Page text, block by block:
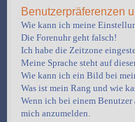
Benutzerpräferenzen
Wie kann ich meine
Die Forenuhr geht falsch!
Ich habe die Zeitzone
Meine Sprache steht auf
Wie kann ich ein Bild bei
Was ist mein Rang und wie
Wenn ich bei einem
mich anzumelden.